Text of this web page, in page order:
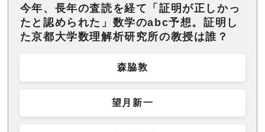
今年、長年の査読を経て「証明が正しかっ
たと認められた」数学のabc予想。証明し
た京都大学数理解析研究所の教授は誰？
森脇敦
望月新一